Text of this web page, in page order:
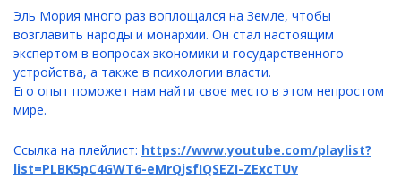
Эль Мория много раз воплощался на Земле, чтобы
возглавить народы и монархии. Он стал настоящим
экспертом в вопросах экономики и государственного
устройства, а также в психологии власти.
Его опыт поможет нам найти свое место в этом непростом
мире.
Ссылка на плейлист: https://www.youtube.com/playlist?
list=PLBK5pC4GWT6-eMrQjsfIQSEZI-ZExcTUv